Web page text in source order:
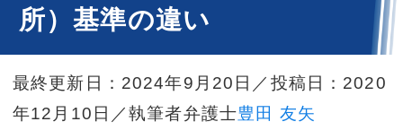
所）基準の違い
最終更新日：2024年9月20日 ／投稿日：2020
年12月10日／執筆者弁護士豊田 友矢